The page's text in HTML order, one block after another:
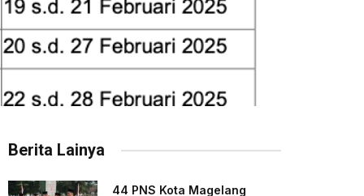
Berita Lainya
44 PNS Kota Magelang